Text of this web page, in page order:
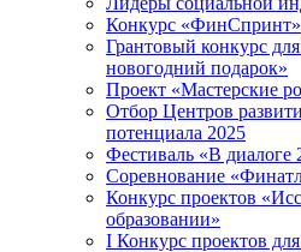
Конкурс «ФинСпринт»
Грантовый конкурс
новогодний подарок»
Проект «Мастерские
Отбор Центров
потенциала 2025
Фестиваль «В диалоге
Соревнование
Конкурс проектов
образовании»
I Конкурс проектов